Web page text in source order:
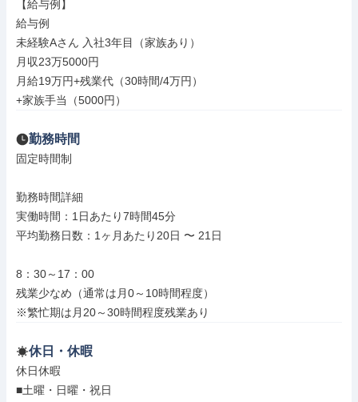
【給与例】
給与例
未経験Aさん 入社3年目（家族あり）
月収23万5000円
月給19万円+残業代（30時間/4万円）
+家族手当（5000円）
勤務時間
固定時間制
勤務時間詳細
実働時間：1日あたり7時間45分
平均勤務日数：1ヶ月あたり20日 〜 21日
8：30～17：00
残業少なめ（通常は月0～10時間程度）
※繁忙期は月20～30時間程度残業あり
休日・休暇
休日休暇
■土曜・日曜・祝日